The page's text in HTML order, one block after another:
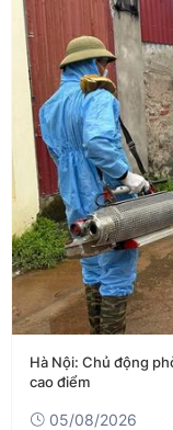
Hà Nội: Chủ động
cao điểm
05/08/2026